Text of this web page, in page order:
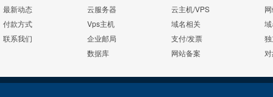
最新动态
付款方式
联系我们
云服务器
Vps主机
企业邮局
数据库
云主机/VPS
域名相关
支付/发票
网站备案